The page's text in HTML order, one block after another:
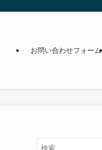
お問い合わせフォーム